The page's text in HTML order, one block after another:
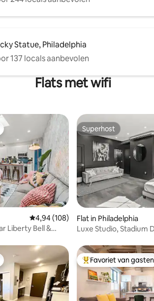
Statue, Philadelphia
137 locals aanbevolen
Flats met wifi
5, 41 recensies
Gemiddelde beoordeling van 4,94
4,94 (108)
Liberty Bell &
Superhost
Superhost
Flat in Philadelphia
Luxe Studio, Stadium
Topfavoriet van
Favoriet van gasten